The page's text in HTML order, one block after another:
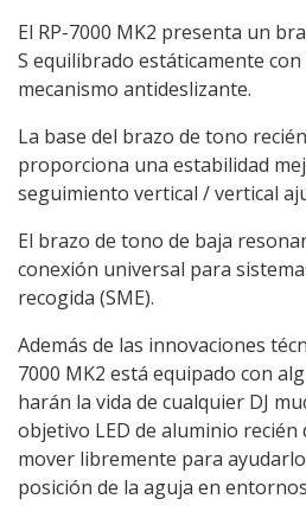
El RP-7000 MK2 presenta un
S equilibrado estáticamente
mecanismo antideslizante.
La base del brazo de tono
proporciona una estabilidad
seguimiento vertical / vertical
El brazo de tono de baja
conexión universal para
recogida (SME).
Además de las innovaciones
7000 MK2 está equipado con
harán la vida de cualquier DJ
objetivo LED de aluminio recién
mover libremente para
posición de la aguja en